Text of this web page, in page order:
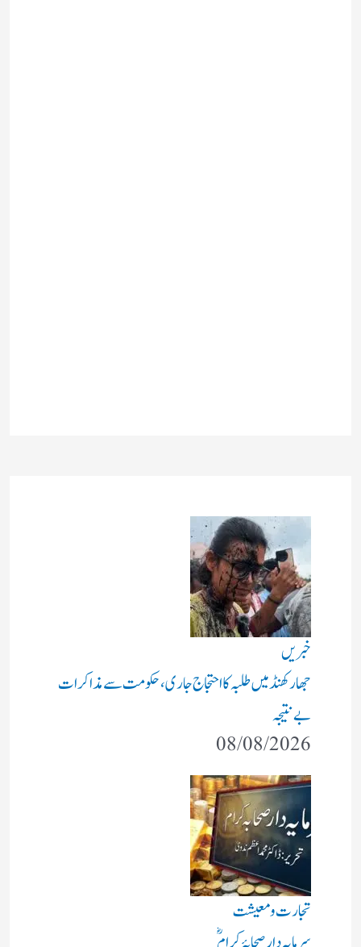
خبریں
جھارکھنڈ میں طلبہ کا احتجاج جاری، حکومت سے مذاکرات
بے نتیجہ
08/08/2026
تجارت و معیشت